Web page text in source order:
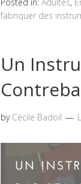
fabriquer des
Un
by Cécile Badoil